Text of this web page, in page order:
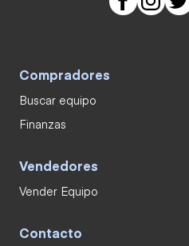
Compradores
Buscar equipo
Finanzas
Vendedores
Vender Equipo
Contacto